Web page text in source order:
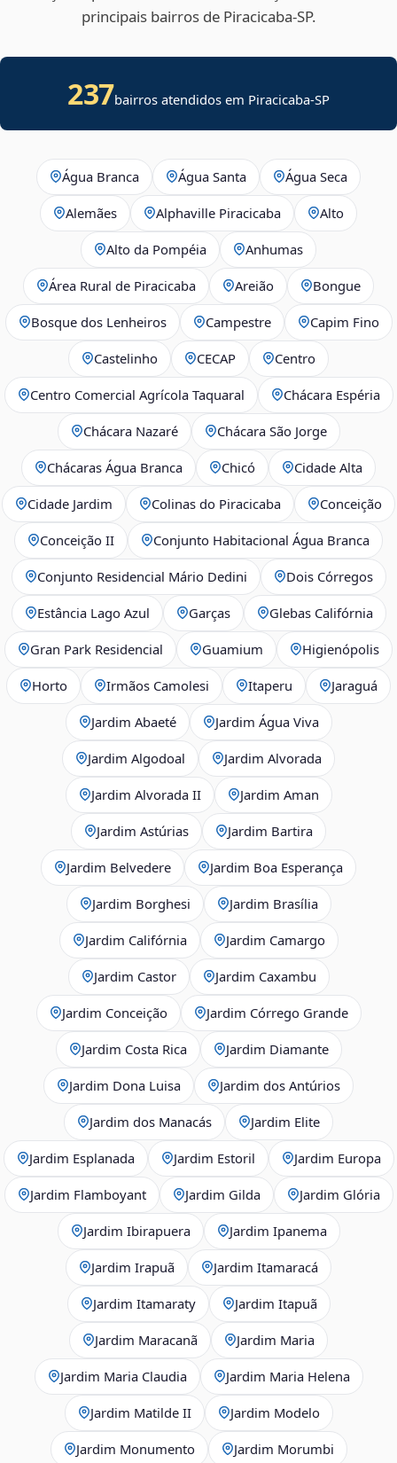
principais bairros de Piracicaba‑SP.
237bairros atendidos em Piracicaba-SP
Água Branca Água Santa Água Seca
Alemães Alphaville Piracicaba Alto
Alto da Pompéia Anhumas
Área Rural de Piracicaba Areião Bongue
Bosque dos Lenheiros Campestre Capim Fino
Castelinho CECAP Centro
Centro Comercial Agrícola Taquaral Chácara Espéria
Chácara Nazaré Chácara São Jorge
Chácaras Água Branca Chicó Cidade Alta
Cidade Jardim Colinas do Piracicaba Conceição
Conceição II Conjunto Habitacional Água Branca
Conjunto Residencial Mário Dedini Dois Córregos
Estância Lago Azul Garças Glebas Califórnia
Gran Park Residencial Guamium Higienópolis
Horto Irmãos Camolesi Itaperu Jaraguá
Jardim Abaeté Jardim Água Viva
Jardim Algodoal Jardim Alvorada
Jardim Alvorada II Jardim Aman
Jardim Astúrias Jardim Bartira
Jardim Belvedere Jardim Boa Esperança
Jardim Borghesi Jardim Brasília
Jardim Califórnia Jardim Camargo
Jardim Castor Jardim Caxambu
Jardim Conceição Jardim Córrego Grande
Jardim Costa Rica Jardim Diamante
Jardim Dona Luisa Jardim dos Antúrios
Jardim dos Manacás Jardim Elite
Jardim Esplanada Jardim Estoril Jardim Europa
Jardim Flamboyant Jardim Gilda Jardim Glória
Jardim Ibirapuera Jardim Ipanema
Jardim Irapuã Jardim Itamaracá
Jardim Itamaraty Jardim Itapuã
Jardim Maracanã Jardim Maria
Jardim Maria Claudia Jardim Maria Helena
Jardim Matilde II Jardim Modelo
Jardim Monumento Jardim Morumbi